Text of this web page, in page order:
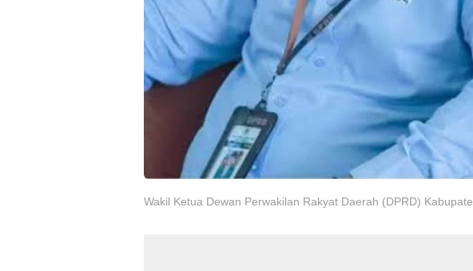
Wakil Ketua Dewan Perwakilan Rakyat Daerah (DPRD)